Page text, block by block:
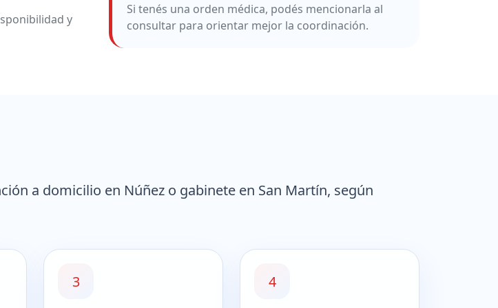
y
Si tenés una orden médica, podés mencionarla al
consultar para orientar mejor la coordinación.
a domicilio en Núñez o gabinete en San Martín, según
3 4